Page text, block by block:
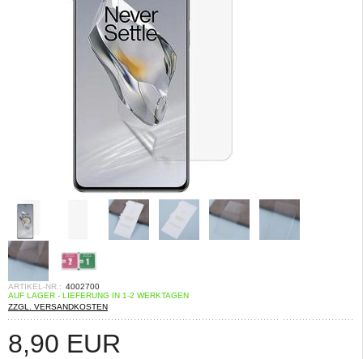
ARTIKEL-NR.: 4002700
AUF LAGER - LIEFERUNG IN 1-2 WERKTAGEN
ZZGL. VERSANDKOSTEN
8,90 EUR